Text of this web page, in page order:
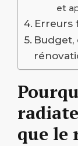
et
Erreurs
que le